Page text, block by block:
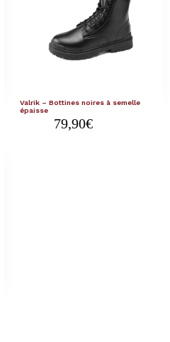
Valrik – Bottines noires à semelle
épaisse
79,90€